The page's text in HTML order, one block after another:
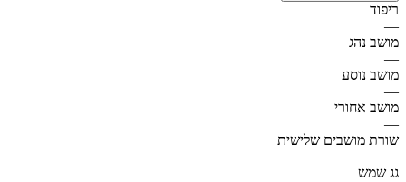
ריפוד
—
מושב נהג
—
מושב נוסע
—
מושב אחורי
—
שורת מושבים שלישית
—
גג שמש